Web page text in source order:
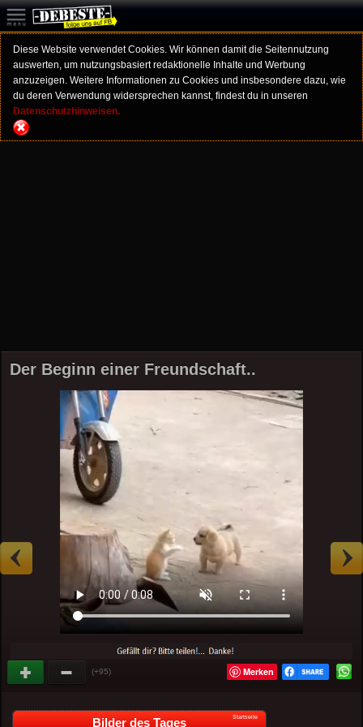
Diese Website verwendet Cookies. Wir können damit die Seitennutzung
auswerten, um nutzungsbasiert redaktionelle Inhalte und Werbung
anzuzeigen. Weitere Informationen zu Cookies und insbesondere dazu, wie
du deren Verwendung widersprechen kannst, findest du in unseren
Datenschutzhinweisen.
Der Beginn einer Freundschaft..
(+95) Merken
Bilder des Tages Startseite